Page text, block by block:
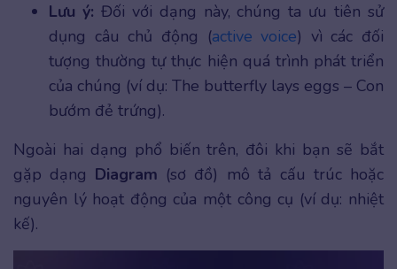
Lưu ý: Đối với dạng này, chúng ta ưu tiên sử
dụng câu chủ động (active voice) vì các đối
tượng thường tự thực hiện quá trình phát triển
của chúng (ví dụ: The butterfly lays eggs – Con
bướm đẻ trứng).
Ngoài hai dạng phổ biến trên, đôi khi bạn sẽ bắt
gặp dạng Diagram (sơ đồ) mô tả cấu trúc hoặc
nguyên lý hoạt động của một công cụ (ví dụ: nhiệt
kế).